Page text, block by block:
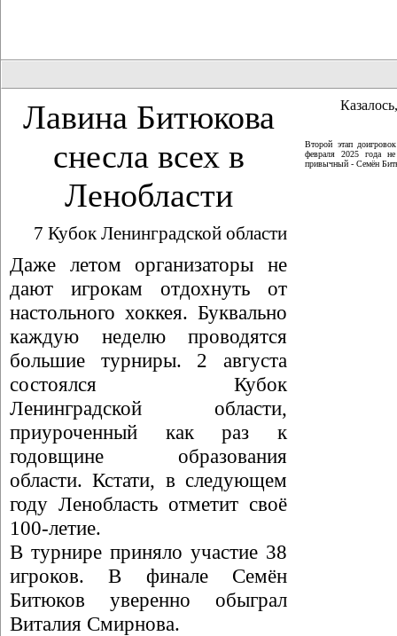
Лавина Битюкова
снесла всех в
Ленобласти
7 Кубок Ленинградской области
Даже летом организаторы не
дают игрокам отдохнуть от
настольного хоккея. Буквально
каждую неделю проводятся
большие турниры. 2 августа
состоялся Кубок
Ленинградской области,
приуроченный как раз к
годовщине образования
области. Кстати, в следующем
году Ленобласть отметит своё
100-летие.
В турнире приняло участие 38
игроков. В финале Семён
Битюков уверенно обыграл
Виталия Смирнова.
Второй этап
февраля 2025 года
привычный - Семён